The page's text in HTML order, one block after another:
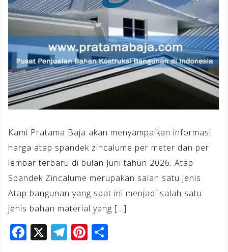
Kami Pratama Baja akan menyampaikan informasi
harga atap spandek zincalume per meter dan per
lembar terbaru di bulan Juni tahun 2026. Atap
Spandek Zincalume merupakan salah satu jenis
Atap bangunan yang saat ini menjadi salah satu
jenis bahan material yang […]
F X T Pi